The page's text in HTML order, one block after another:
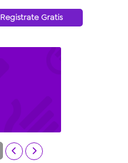
Registrate Gratis